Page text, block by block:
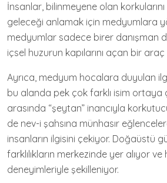
İnsanlar, bilinmeyene olan
geleceği anlamak için medyumlara
medyumlar sadece birer danışman
içsel huzurun kapılarını açan bir
Ayrıca, medyum hocalara duyulan
bu alanda pek çok farklı isim ortaya
arasında “şeytan” inancıyla
de nev-i şahsına münhasır
insanların ilgisini çekiyor. Doğaüstü
farklılıkların merkezinde yer alıyor
deneyimleriyle şekilleniyor.